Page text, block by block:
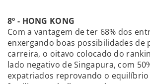
8º - HONG KONG
Com a vantagem de ter 68% dos
enxergando boas possibilidades de
carreira, o oitavo colocado do
lado negativo de Singapura, com
expatriados reprovando o